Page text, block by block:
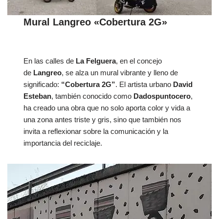
Mural Langreo «Cobertura 2G»
En las calles de La Felguera, en el concejo
de Langreo, se alza un mural vibrante y lleno de
significado: “Cobertura 2G”. El artista urbano David
Esteban, también conocido como Dadospuntocero,
ha creado una obra que no solo aporta color y vida a
una zona antes triste y gris, sino que también nos
invita a reflexionar sobre la comunicación y la
importancia del reciclaje.